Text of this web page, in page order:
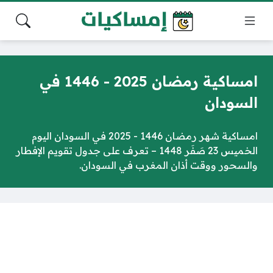
امساكية رمضان 2025 - 1446 في
السودان
امساكية شهر رمضان 1446 - 2025 في السودان اليوم
الخميس 23 صَفَر 1448 – تعرف على جدول تقويم الإفطار
والسحور ووقت أذان المغرب في السودان.